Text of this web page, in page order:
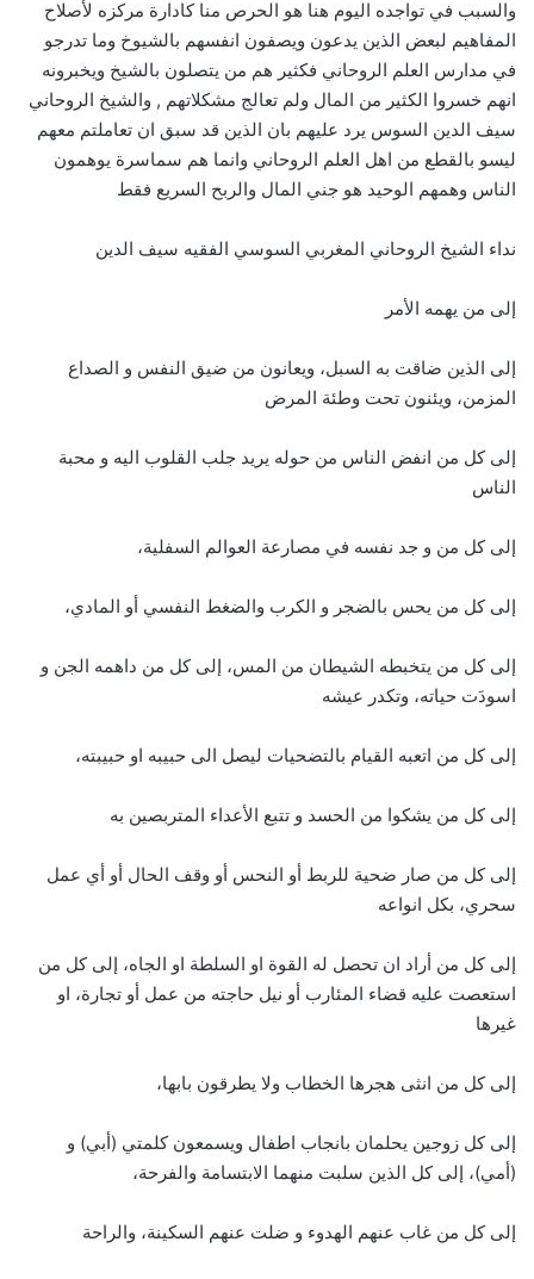
والسبب في تواجده اليوم هنا هو الحرص منا كادارة مركزه لأصلاح
المفاهيم لبعض الذين يدعون ويصفون انفسهم بالشيوخ وما تدرجو
في مدارس العلم الروحاني فكثير هم من يتصلون بالشيخ ويخبرونه
انهم خسروا الكثير من المال ولم تعالج مشكلاتهم , والشيخ الروحاني
سيف الدين السوس يرد عليهم بان الذين قد سبق ان تعاملتم معهم
ليسو بالقطع من اهل العلم الروحاني وانما هم سماسرة يوهمون
الناس وهمهم الوحيد هو جني المال والربح السريع فقط
نداء الشيخ الروحاني المغربي السوسي الفقيه سيف الدين
إلى من يهمه الأمر
إلى الذين ضاقت به السبل، ويعانون من ضيق النفس و الصداع
المزمن، ويئنون تحت وطئة المرض
إلى كل من انفض الناس من حوله يريد جلب القلوب اليه و محبة
الناس
إلى كل من و جد نفسه في مصارعة العوالم السفلية،
إلى كل من يحس بالضجر و الكرب والضغط النفسي أو المادي،
إلى كل من يتخبطه الشيطان من المس، إلى كل من داهمه الجن و
اسودَت حياته، وتكدر عيشه
إلى كل من اتعبه القيام بالتضحيات ليصل الى حبيبه او حبيبته،
إلى كل من يشكوا من الحسد و تتبع الأعداء المتربصين به
إلى كل من صار ضحية للربط أو النحس أو وقف الحال أو أي عمل
سحري، بكل انواعه
إلى كل من أراد ان تحصل له القوة او السلطة او الجاه، إلى كل من
استعصت عليه قضاء المئارب أو نيل حاجته من عمل أو تجارة، او
غيرها
إلى كل من انثى هجرها الخطاب ولا يطرقون بابها،
إلى كل زوجين يحلمان بانجاب اطفال ويسمعون كلمتي (أبي) و
(أمي)، إلى كل الذين سلبت منهما الابتسامة والفرحة،
إلى كل من غاب عنهم الهدوء و ضلت عنهم السكينة، والراحة